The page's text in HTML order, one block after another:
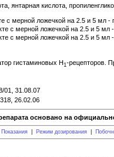
янтарная кислота,
с мерной ложечкой на 2.5 и 5 мл -
с мерной ложечкой на 2.5 и 5 мл
с мерной ложечкой на 2.5 и 5 мл
гистаминовых Н1-рецепторов.
01, 31.08.07
26.02.06
основано на
Показания| Режим дозирования|